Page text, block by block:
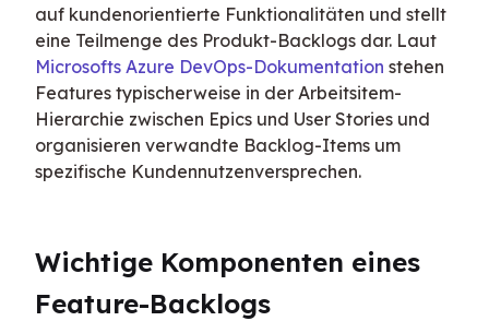
auf kundenorientierte Funktionalitäten und stellt
Microsofts Azure DevOps-Dokumentation stehen
Features typischerweise in der Arbeitsitem-
Hierarchie zwischen Epics und User Stories und
organisieren verwandte Backlog-Items um
spezifische Kundennutzenversprechen.
Wichtige Komponenten eines
Feature-Backlogs